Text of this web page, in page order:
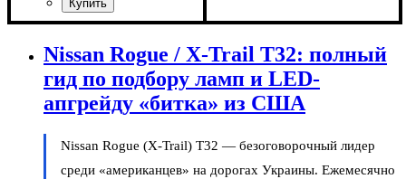
Назначение лампы:
Освещение салона
Цвет:: Белый
Тип светодиодного элемента :
Количество светодиодов: 1
Напряжение, V: 12V
Количество в упаковке: 1
Габаритные огни
6000 K
шт.
Nissan Rogue / X-Trail T32: полный
гид по подбору ламп и LED-
апгрейду «битка» из США
Nissan Rogue (X-Trail) T32 — безоговорочный лидер
среди «американцев» на дорогах Украины. Ежемесячно